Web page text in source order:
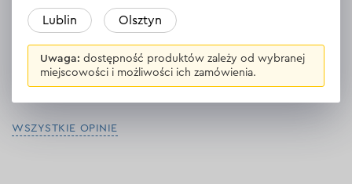
1 odpowiedź
WSZYSTKIE OPINIE
Lublin Olsztyn
Uwaga: dostępność produktów zależy od wybranej
miejscowości i możliwości ich zamówienia.